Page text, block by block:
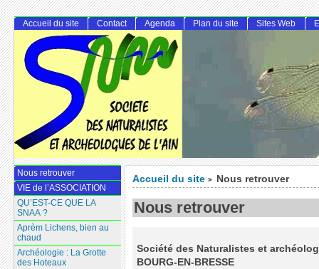
Accueil du site > Nous retrouver
Nous retrouver
Société des Naturalistes et
BOURG-EN-BRESSE
Accueil du site Contact Agenda Plan du site Sites Web
Nous retrouver
VIE de l’ASSOCIATION
QU’EST-CE QUE LA
SNAA ?
Aprèm Lichens, bien au
chaud
Archéologie : La Grotte
des Hoteaux